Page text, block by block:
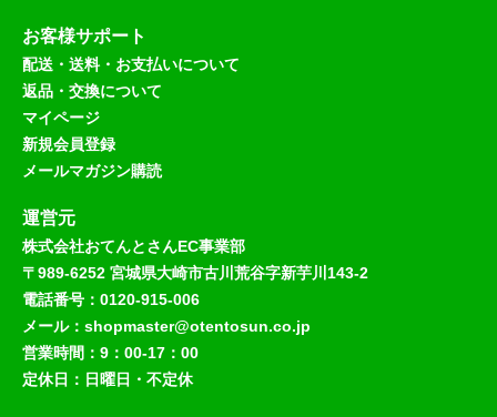
お客様サポート
配送・送料・お支払いについて
返品・交換について
マイページ
新規会員登録
メールマガジン購読
運営元
株式会社おてんとさんEC事業部
〒989-6252 宮城県大崎市古川荒谷字新芋川143-2
電話番号：0120-915-006
メール：shopmaster@otentosun.co.jp
営業時間：9：00-17：00
定休日：日曜日・不定休